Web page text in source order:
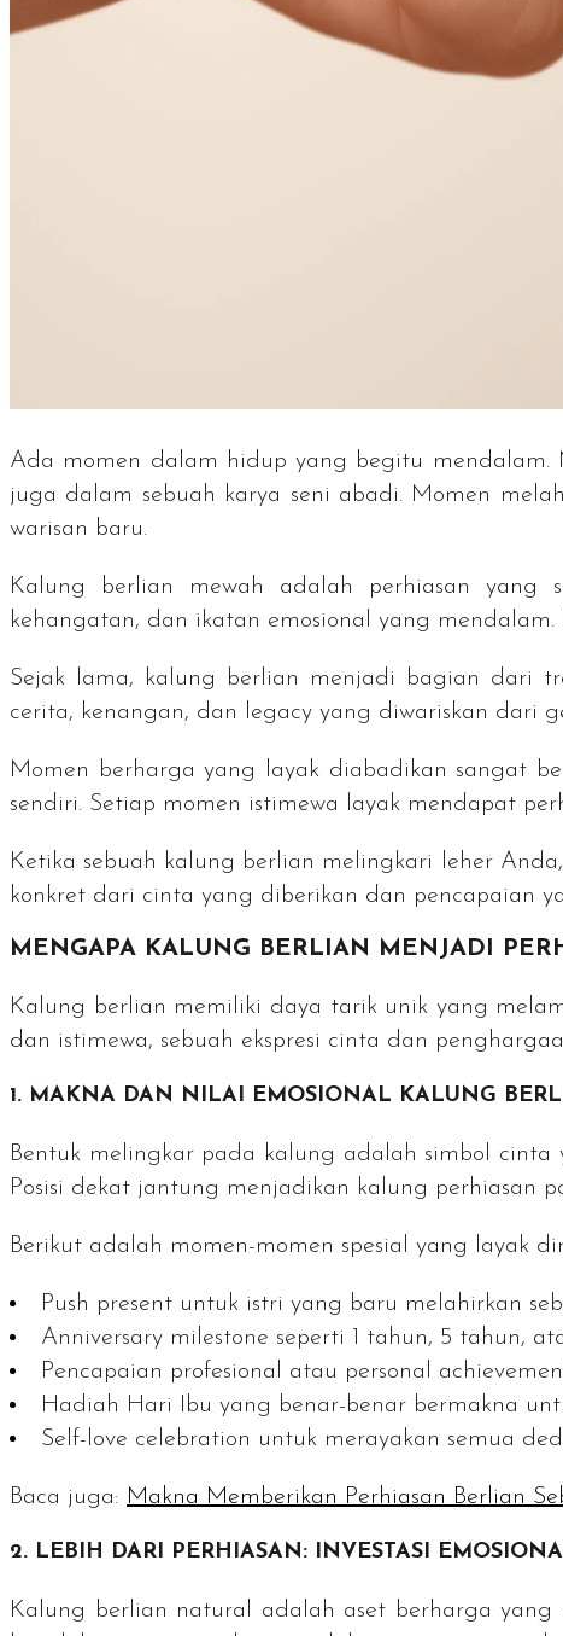
Ada momen dalam hidup yang begitu mendalam.
juga dalam sebuah karya seni abadi. Momen
warisan baru.
Kalung berlian mewah adalah perhiasan yang
kehangatan, dan ikatan emosional yang
Sejak lama, kalung berlian menjadi bagian dari
cerita, kenangan, dan
legacy yang diwariskan dari
Momen berharga yang layak diabadikan sangat
sendiri. Setiap momen istimewa layak mendapat
Ketika sebuah kalung berlian melingkari leher
konkret dari cinta yang diberikan dan pencapaian
MENGAPA KALUNG BERLIAN MENJADI
Kalung berlian memiliki daya tarik unik yang
dan istimewa, sebuah ekspresi cinta dan
1. MAKNA DAN NILAI EMOSIONAL KALUNG
Bentuk melingkar pada kalung adalah simbol
Posisi dekat jantung menjadikan kalung perhiasan
Berikut adalah momen-momen spesial yang layak
Push present untuk istri yang baru melahirkan
Anniversary milestone seperti 1 tahun, 5 tahun,
Pencapaian profesional atau personal
Hadiah Hari Ibu yang benar-benar bermakna
Self-love celebration untuk merayakan semua
Baca juga: Makna Memberikan Perhiasan Berlian
2. LEBIH DARI PERHIASAN: INVESTASI
Kalung berlian natural adalah aset berharga